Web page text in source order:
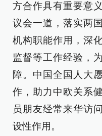
方合作具有重要意
议会一道，落实两
机构职能作用，深
监督等工作经验，
障。中国全国人大
作，助力中欧关系
员朋友经常来华访
设性作用。